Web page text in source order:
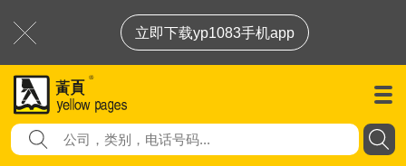
立即下载yp1083手机app